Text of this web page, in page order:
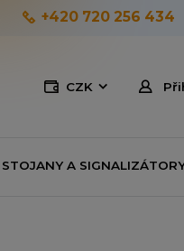
CZK
+420 720 256 434
STOJANY A